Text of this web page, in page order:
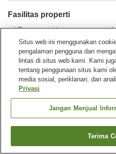
Fasilitas properti
Tempat parkir
Restoran
Beranda Australia Australia
Best Western Southgate Motel
Cari
Situs web ini menggunakan
pengalaman pengguna dan
lintas di situs web kami. Kami
tentang penggunaan situs kami
media sosial, periklanan, dan
Privasi
Jangan Menjual
Terima